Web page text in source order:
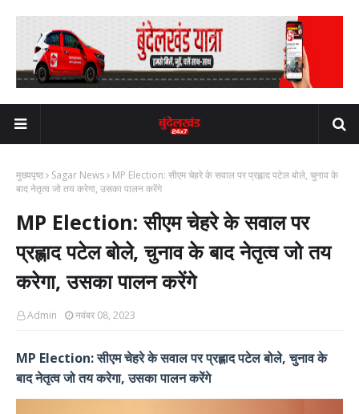
मुख्यपृष्ठ Sagar News
MP Election: सीएम चेहरे के सवाल पर प्रह्लाद पटेल बोले, चुनाव के
बाद नेतृत्व जो तय करेगा, उसका पालन करेंगे
MP Election: सीएम चेहरे के सवाल पर
प्रह्लाद पटेल बोले, चुनाव के बाद नेतृत्व जो तय
करेगा, उसका पालन करेंगे
Admin नवंबर 08, 2023
MP Election: सीएम चेहरे के सवाल पर प्रह्लाद पटेल बोले, चुनाव के
बाद नेतृत्व जो तय करेगा, उसका पालन करेंगे